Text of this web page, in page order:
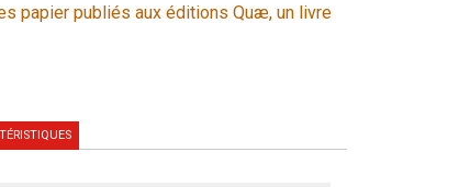
papier publiés aux éditions Quæ, un livre